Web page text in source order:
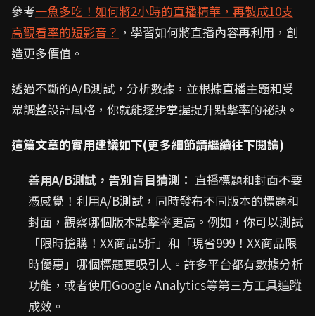
參考一魚多吃！如何將2小時的直播精華，再製成10支
高觀看率的短影音？ ，學習如何將直播內容再利用，創
造更多價值。
透過不斷的A/B測試，分析數據，並根據直播主題和受
眾調整設計風格，你就能逐步掌握提升點擊率的祕訣。
這篇文章的實用建議如下(更多細節請繼續往下閱讀)
善用A/B測試，告別盲目猜測： 直播標題和封面不要
憑感覺！利用A/B測試，同時發布不同版本的標題和
封面，觀察哪個版本點擊率更高。例如，你可以測試
「限時搶購！XX商品5折」和「現省999！XX商品限
時優惠」哪個標題更吸引人。許多平台都有數據分析
功能，或者使用Google Analytics等第三方工具追蹤
成效。